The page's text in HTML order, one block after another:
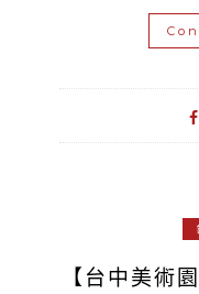
【台中美術